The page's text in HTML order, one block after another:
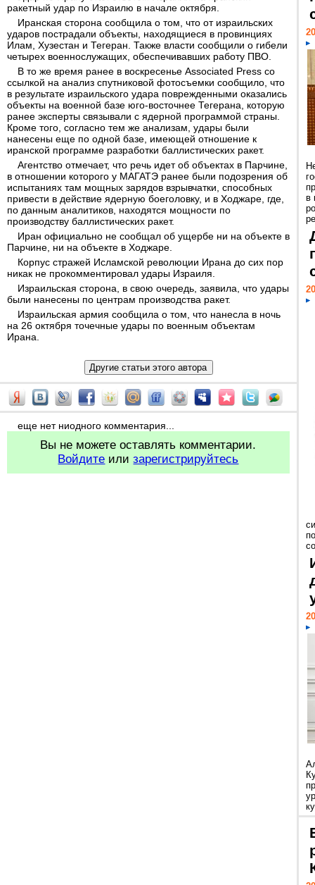
ракетный удар по Израилю в начале октября.
Иранская сторона сообщила о том, что от израильских
ударов пострадали объекты, находящиеся в провинциях
Илам, Хузестан и Тегеран. Также власти сообщили о гибели
четырех военнослужащих, обеспечивавших работу ПВО.
В то же время ранее в воскресенье Associated Press со
ссылкой на анализ спутниковой фотосъемки сообщило, что
в результате израильского удара поврежденными оказались
объекты на военной базе юго-восточнее Тегерана, которую
ранее эксперты связывали с ядерной программой страны.
Кроме того, согласно тем же анализам, удары были
нанесены еще по одной базе, имеющей отношение к
иранской программе разработки баллистических ракет.
Агентство отмечает, что речь идет об объектах в Парчине,
в отношении которого у МАГАТЭ ранее были подозрения об
испытаниях там мощных зарядов взрывчатки, способных
привести в действие ядерную боеголовку, и в Ходжаре, где,
по данным аналитиков, находятся мощности по
производству баллистических ракет.
Иран официально не сообщал об ущербе ни на объекте в
Парчине, ни на объекте в Ходжаре.
Корпус стражей Исламской революции Ирана до сих пор
никак не прокомментировал удары Израиля.
Израильская сторона, в свою очередь, заявила, что удары
были нанесены по центрам производства ракет.
Израильская армия сообщила о том, что нанесла в ночь
на 26 октября точечные удары по военным объектам
Ирана.
еще нет ниодного комментария...
Вы не можете оставлять комментарии.
Войдите илизарегистрируйтесь
в